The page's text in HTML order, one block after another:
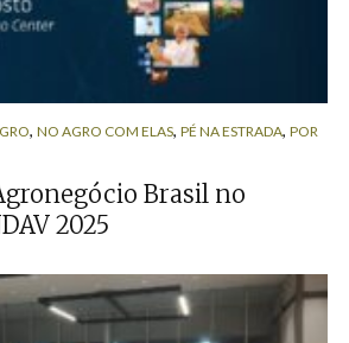
, NO AGRO COM ELAS, PÉ NA ESTRADA, POR
Brasil no
2025